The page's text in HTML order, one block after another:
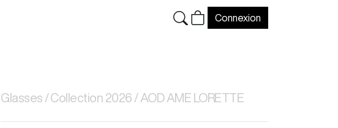
Connexion
Glasses Collection 2026 AOD AME LORETTE